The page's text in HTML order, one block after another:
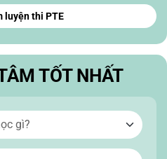
luyện thi PTE
TỐT NHẤT